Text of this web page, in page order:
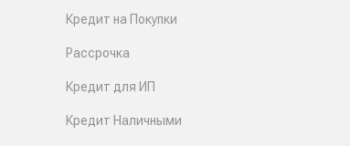
Кредит на Покупки
Рассрочка
Кредит для ИП
Кредит Наличными